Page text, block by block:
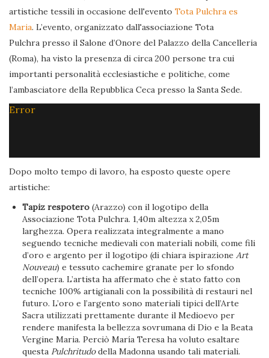
artistiche tessili in occasione dell'evento Tota Pulchra es
Maria. L’evento, organizzato dall'associazione Tota
Pulchra presso il Salone d’Onore del Palazzo della Cancelleria
(Roma), ha visto la presenza di circa 200 persone tra cui
importanti personalità ecclesiastiche e politiche, come
l’ambasciatore della Repubblica Ceca presso la Santa Sede.
Error
Dopo molto tempo di lavoro, ha esposto queste opere
artistiche:
Tapiz respotero (Arazzo) con il logotipo della
Associazione Tota Pulchra. 1,40m altezza x 2,05m
larghezza. Opera realizzata integralmente a mano
seguendo tecniche medievali con materiali nobili, come fili
d’oro e argento per il logotipo (di chiara ispirazioneArt
Nouveau) e tessuto cachemire granate per lo sfondo
dell’opera. L’artista ha affermato che è stato fatto con
tecniche 100% artigianali con la possibilità di restauri nel
futuro. L’oro e l’argento sono materiali tipici dell’Arte
Sacra utilizzati prettamente durante il Medioevo per
rendere manifesta la bellezza sovrumana di Dio e la Beata
Vergine Maria. Perciò María Teresa ha voluto esaltare
questa Pulchritudodella Madonna usando tali materiali.